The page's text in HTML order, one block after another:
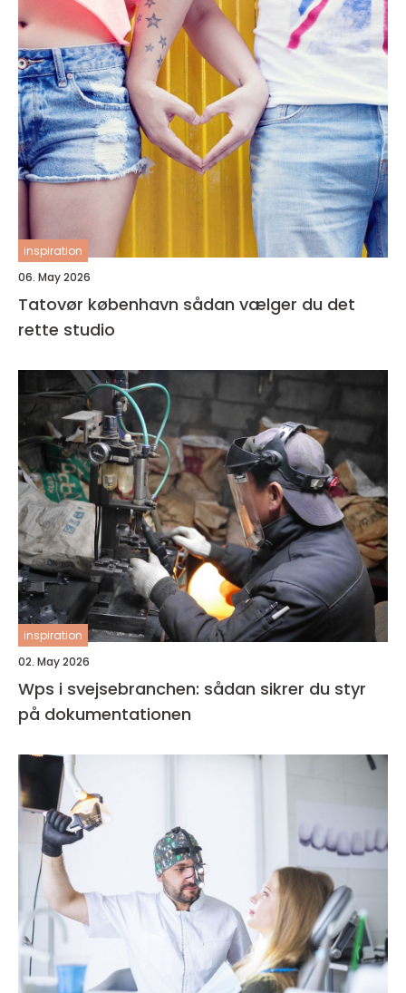
inspiration
06. May 2026
Tatovør københavn sådan vælger du det
rette studio
inspiration
02. May 2026
Wps i svejsebranchen: sådan sikrer du styr
på dokumentationen